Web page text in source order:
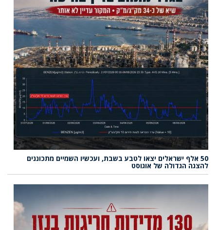
50 אלף ישראלים יצאו לטבע בשבת, ועכשיו השמיים מתכוננים
להצגה הגדולה של אוגוסט